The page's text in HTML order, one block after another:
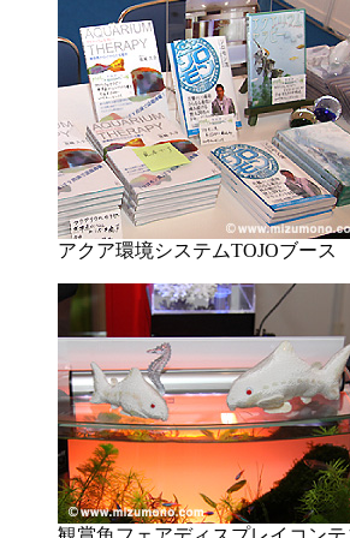
アクア環境システムTOJOブース